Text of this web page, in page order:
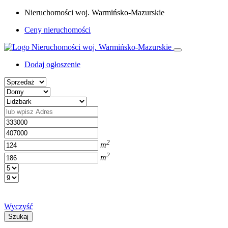
Nieruchomości woj. Warmińsko-Mazurskie
Ceny nieruchomości
Dodaj ogłoszenie
m2
m2
Wyczyść
Szukaj